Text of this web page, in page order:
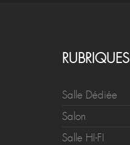
RUBRIQUES
Salle Dédiée
Salon
Salle HI-FI